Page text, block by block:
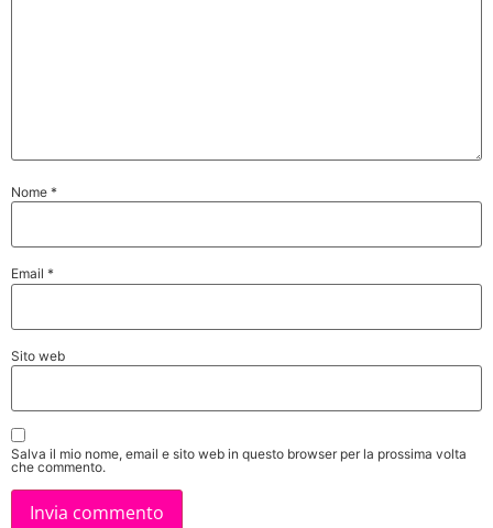
Nome *
Email *
Sito web
Salva il mio nome, email e sito web in questo browser per la prossima volta
che commento.